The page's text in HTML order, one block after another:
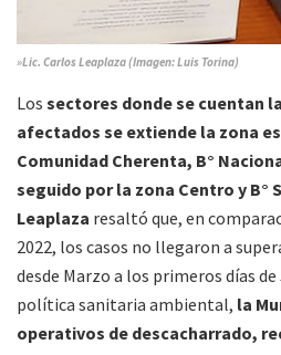
»Lic. Carlos Leaplaza (Imagen: Luis Torina)
Los sectores donde se cuentan
afectados se extiende la zona
Comunidad Cherenta, B°
seguido por la zona Centro y B°
Leaplaza resaltó que, en
2022, los casos no llegaron a
desde Marzo a los primeros días
política sanitaria ambiental, la
operativos de descacharrado,